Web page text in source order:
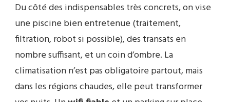
Du côté des indispensables très concrets, on vise
une piscine bien entretenue (traitement,
filtration, robot si possible), des transats en
nombre suffisant, et un coin d’ombre. La
climatisation n’est pas obligatoire partout, mais
dans les régions chaudes, elle peut transformer